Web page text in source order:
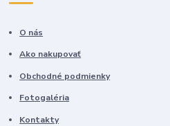
O nás
Ako nakupovať
Obchodné podmienky
Fotogaléria
Kontakty